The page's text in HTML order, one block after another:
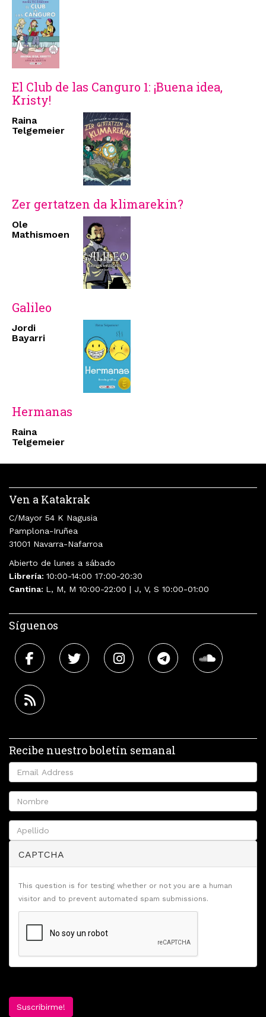
El Club de las Canguro 1: ¡Buena idea,
Kristy!
Raina
Telgemeier
Zer gertatzen da klimarekin?
Ole
Mathismoen
Galileo
Jordi
Bayarri
Hermanas
Raina
Telgemeier
Ven a Katakrak
C/Mayor 54 K Nagusia
Pamplona-Iruñea
31001 Navarra-Nafarroa
Abierto de lunes a sábado
Librería: 10:00-14:00 17:00-20:30
Cantina: L, M, M 10:00-22:00 | J, V, S 10:00-01:00
Síguenos
Recibe nuestro boletín semanal
CAPTCHA
This question is for testing whether or not you are a human
visitor and to prevent automated spam submissions.
Suscribirme!